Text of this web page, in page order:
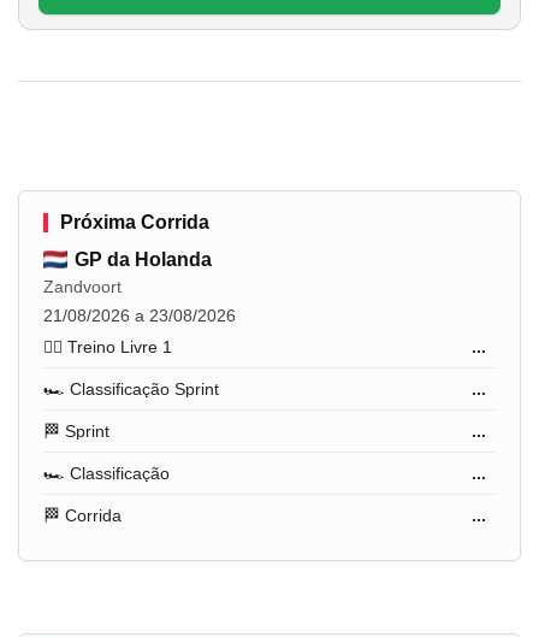
Próxima Corrida
GP da Holanda
Zandvoort
21/08/2026 a 23/08/2026
🏋️‍♂️ Treino Livre 1
...
🏎️ Classificação Sprint ...
🏁 Sprint ...
🏎️ Classificação ...
🏁 Corrida ...